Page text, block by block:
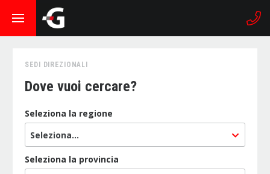
SEDI DIREZIONALI
Dove vuoi cercare?
Seleziona la regione
Seleziona...
Seleziona la provincia